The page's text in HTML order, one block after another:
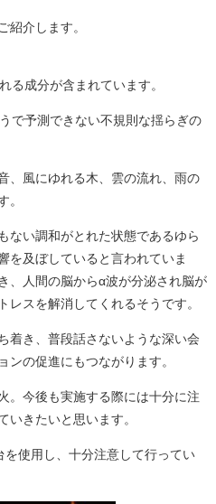
紹介します。
る成分が含まれています。
で予測できない不規則な揺らぎの
、風にゆれる木、雲の流れ、雨の
。
ない調和がとれた状態であるゆら
を及ぼしていると言われていま
、人間の脳からα波が分泌され脳が
レスを解消してくれるそうです。
着き、普段話さないような深い会
ンの促進にもつながります。
。今後も実施する際には十分に注
いきたいと思います。
使用し、十分注意して行ってい